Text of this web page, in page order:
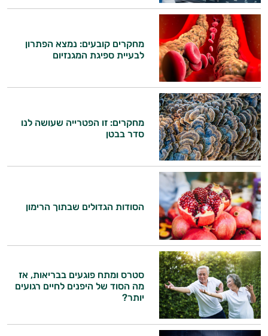
מחקרים קובעים: נמצא הפתרון
לבעיית ספיגת המגנזיום
מחקרים: זו הפטרייה שעושה לנו
סדר בבטן
הסודות הגדולים שבתוך הרימון
סטרס ומתח פוגעים בבריאות, אז
מה הסוד של היפנים לחיים רגועים
יותר?
היי,
אני יועץ הבריאות האישי AI של טבע בריא.
התשובות שלי מבוססות על מאגרי מידע קליניים
וספרות מקצועית בתחומי הרפואה הטבעית